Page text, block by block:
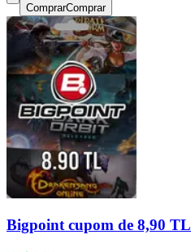
ComprarComprar
Bigpoint cupom de 8,90 TL